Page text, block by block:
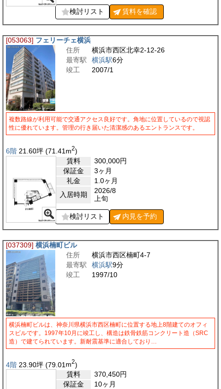
検討リスト 賃料を確認
[053063] フェリーチェ横浜
住所
横浜市西区北幸2-12-26
最寄駅
横浜駅6分
竣工
2007/1
複数路線が利用可能で交通アクセス良好です。角地に位置しているので視認
性に優れています。管理の行き届いた清潔感のあるエントランスです。
6階 21.60坪 (71.41 m2)
賃料
300,000円
保証金
3ヶ月
礼金
1.0ヶ月
入居時期
2026/8
上旬
検討リスト 内見を予約
[037309] 横浜楠町ビル
住所
横浜市西区楠町4-7
最寄駅
横浜駅9分
竣工
1997/10
横浜楠町ビルは、神奈川県横浜市西区楠町に位置する地上8階建てのオフィ
スビルです。1997年10月に竣工し、構造は鉄骨鉄筋コンクリート造（SRC
造）で建てられています。新耐震基準に適合しており…
4階 23.90坪 (79.01 m2)
賃料
370,450円
保証金
10ヶ月